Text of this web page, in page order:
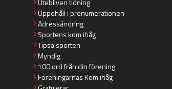
Utebliven tidning
Uppehåll i prenumerationen
Adressändring
Sportens kom ihåg
Tipsa sporten
Myndig
100 ord från din förening
Föreningarnas Kom ihåg